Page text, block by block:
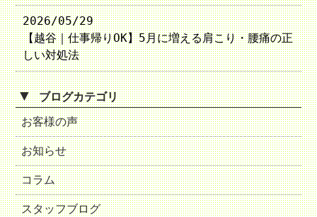
2026/05/29
【越谷｜仕事帰りOK】5月に増える肩こり・腰痛の正
しい対処法
▼ ブログカテゴリ
お客様の声
お知らせ
コラム
スタッフブログ